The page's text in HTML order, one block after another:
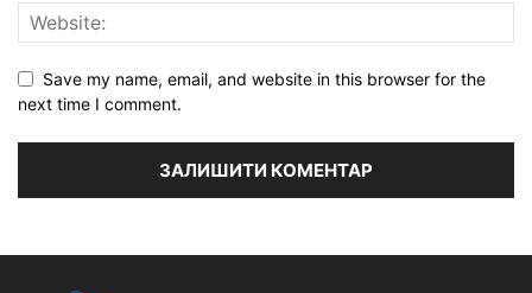
Save my name, email, and website in this browser for the
next time I comment.